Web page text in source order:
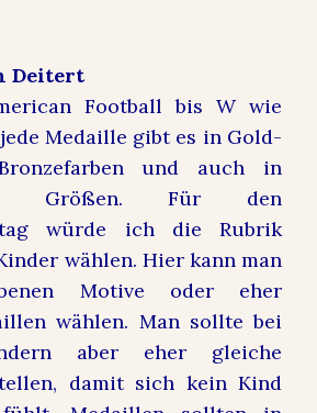
Deitert
Football bis W wie
Medaille gibt es in Gold-
und auch in
Größen. Für den
würde ich die Rubrik
wählen. Hier kann man
Motive oder eher
wählen. Man sollte bei
aber eher gleiche
damit sich kein Kind